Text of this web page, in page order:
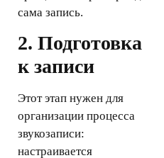
сама запись.
2. Подготовка
к записи
Этот этап нужен для
организации процесса
звукозаписи:
настраивается